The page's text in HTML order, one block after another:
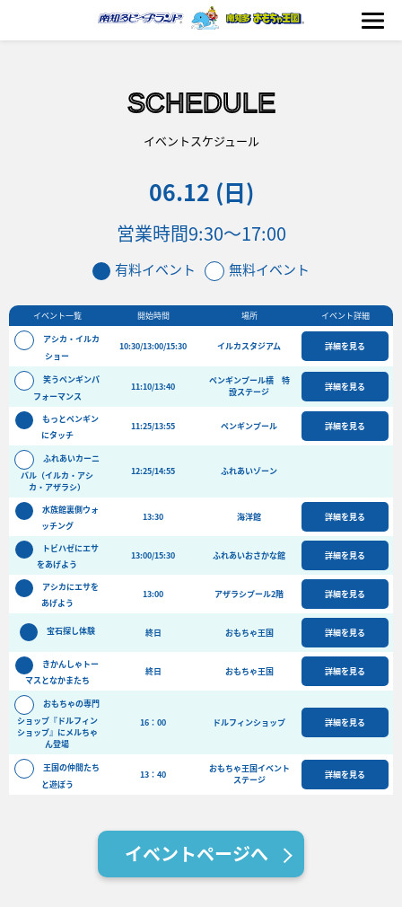
イベント
フード&ショップ
海の生きもの
おもちゃ王国
よくある質問
アクセス＆周辺情報
団体向けプラン情報 ビーチランド支援プログラム
SCHEDULE
イベントスケジュール
06.12 (日)
営業時間9:30〜17:00
有料イベント 無料イベント
イベント一覧 開始時間 場所 イベント詳細
アシカ・イルカ
ショー
10:30/13:00/15:30 イルカスタジアム 詳細を見る
笑うペンギンパ
フォーマンス
11:10/13:40
ペンギンプール横 特
設ステージ
詳細を見る
もっとペンギン
にタッチ
11:25/13:55 ペンギンプール 詳細を見る
ふれあいカーニ
バル（イルカ・アシ
カ・アザラシ）
12:25/14:55 ふれあいゾーン
水族館裏側ウォ
ッチング
13:30 海洋館 詳細を見る
トビハゼにエサ
をあげよう
13:00/15:30 ふれあいおさかな館 詳細を見る
アシカにエサを
あげよう
13:00 アザラシプール2階 詳細を見る
宝石探し体験 終日 おもちゃ王国 詳細を見る
きかんしゃトー
マスとなかまたち
終日 おもちゃ王国 詳細を見る
おもちゃの専門
ショップ『ドルフィン
ショップ』にメルちゃ
ん登場
16：00 ドルフィンショップ 詳細を見る
王国の仲間たち
と遊ぼう
13：40
おもちゃ王国イベント
ステージ
詳細を見る
イベントページへ